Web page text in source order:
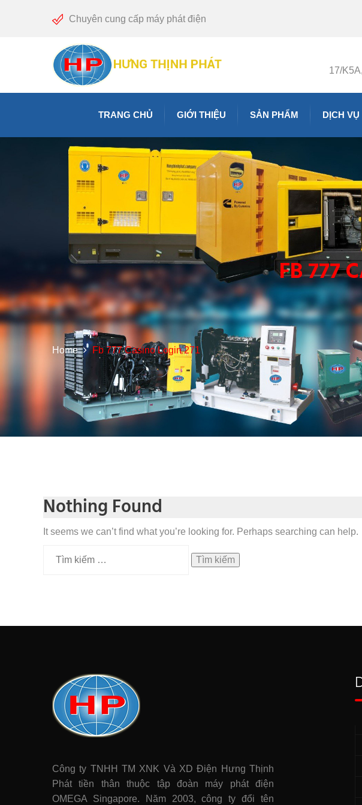
Chuyên cung cấp máy phát điện
17/
TRANG CHỦ GIỚI THIỆU SẢN PHẨM DỊCH VỤ
FB 777
Home Fb 777 Casino Login 271
Nothing Found
It seems we can’t find what you’re looking for. Perhaps searching can help.
Công ty TNHH TM XNK Và XD Điện Hưng Thịnh
Phát tiền thân thuộc tập đoàn máy phát điện
OMEGA Singapore. Năm 2003, công ty đổi tên